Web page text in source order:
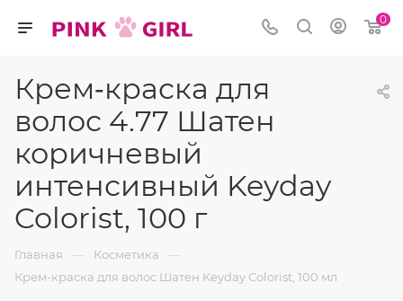
0
Крем‑краска для
волос 4.77 Шатен
коричневый
интенсивный Keyday
Colorist, 100 г
Главная — Косметика —
Крем-краска для волос Шатен Keyday Colorist, 100 мл